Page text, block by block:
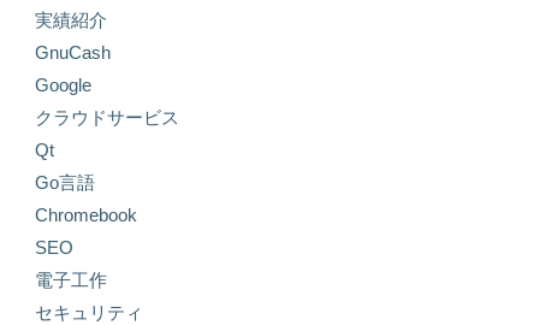
実績紹介
GnuCash
Google
クラウドサービス
Qt
Go言語
Chromebook
SEO
電子工作
セキュリティ